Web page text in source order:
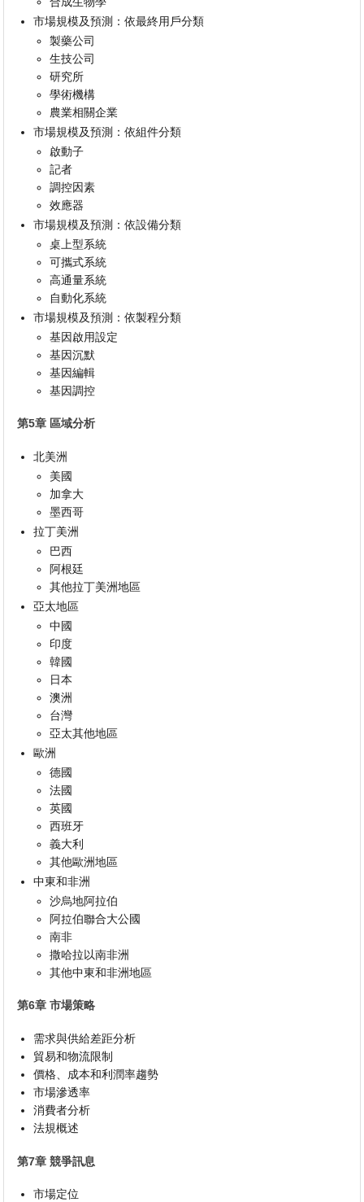
市場規模及預測：依最終用戶分類
製藥公司
生技公司
研究所
學術機構
農業相關企業
市場規模及預測：依組件分類
啟動子
記者
調控因素
效應器
市場規模及預測：依設備分類
桌上型系統
可攜式系統
高通量系統
自動化系統
市場規模及預測：依製程分類
基因啟用設定
基因沉默
基因編輯
基因調控
第5章 區域分析
北美洲
美國
加拿大
墨西哥
拉丁美洲
巴西
阿根廷
其他拉丁美洲地區
亞太地區
中國
印度
韓國
日本
澳洲
台灣
亞太其他地區
歐洲
德國
法國
英國
西班牙
義大利
其他歐洲地區
中東和非洲
沙烏地阿拉伯
阿拉伯聯合大公國
南非
撒哈拉以南非洲
其他中東和非洲地區
第6章 市場策略
需求與供給差距分析
貿易和物流限制
價格、成本和利潤率趨勢
市場滲透率
消費者分析
法規概述
第7章 競爭訊息
市場定位